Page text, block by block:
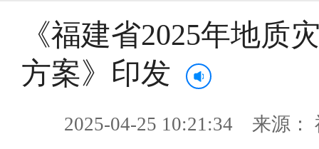
《福建省2025年地质
方案》印发
2025-04-25 10:21:34 来源：